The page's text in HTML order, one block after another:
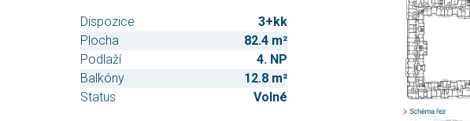
Dispozice
3+kk
Plocha
82.4 m²
Podlaží
4. NP
Balkóny
12.8 m²
Status
Volné